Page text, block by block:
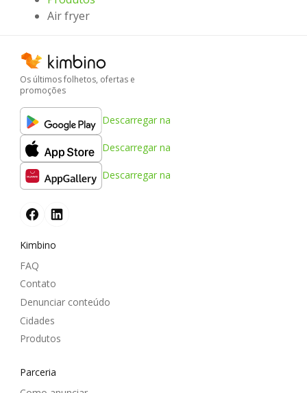
Air fryer
Os últimos folhetos, ofertas e
promoções
Descarregar na
Descarregar na
Descarregar na
Kimbino
FAQ
Contato
Denunciar conteúdo
Cidades
Produtos
Parceria